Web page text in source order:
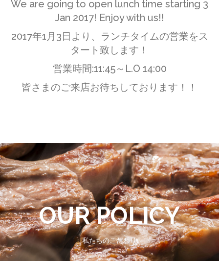
We are going to open lunch time starting 3
Jan 2017! Enjoy with us!!
2017年1月3日より、ランチタイムの営業をス
タート致します！
営業時間:11:45～L.O 14:00
皆さまのご来店お待ちしております！！
OUR POLICY
私たちのこだわり